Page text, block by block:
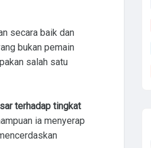
secara baik dan
bukan pemain
salah satu
terhadap tingkat
ia menyerap